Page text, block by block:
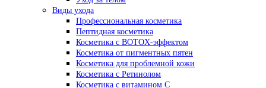
Виды ухода
Профессиональная косметика
Пептидная косметика
Косметика с BOTOX-эффектом
Косметика от пигментных пятен
Косметика для проблемной кожи
Косметика с Ретинолом
Косметика с витамином С